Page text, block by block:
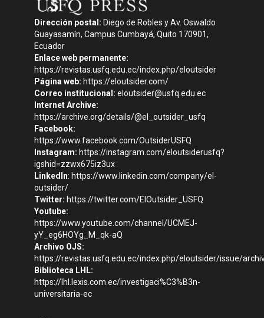
Dirección postal: Diego de Robles y Av. Oswaldo
Guayasamín, Campus Cumbayá, Quito 170901,
Ecuador
Enlace web permanente:
https://revistas.usfq.edu.ec/index.php/eloutsider
Página web: https://eloutsider.com/
Correo institucional: eloutsider@usfq.edu.ec
Internet Archive:
https://archive.org/details/@el_outsider_usfq
Facebook:
https://www.facebook.com/OutsiderUSFQ
Instagram: https://instagram.com/eloutsiderusfq?
igshid=zzwx675iz3ux
LinkedIn: https://www.linkedin.com/company/el-
outsider/
Twitter: https://twitter.com/ElOutsider_USFQ
Youtube:
https://www.youtube.com/channel/UCMEJ-
yY_eg6HOYg_M_qk-aQ
Archivo OJS:
https://revistas.usfq.edu.ec/index.php/eloutsider/issue/
Biblioteca LHL:
https://lhl.lexis.com.ec/investigaci%C3%B3n-
universitaria-ec